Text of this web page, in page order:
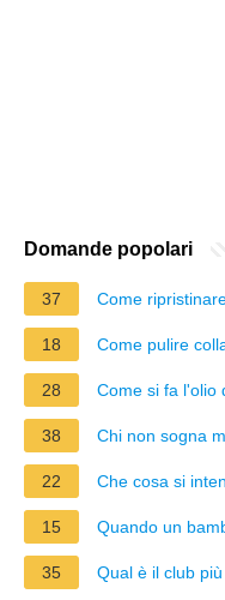
Domande popolari
37 Come
18 Come pulire
28 Come si fa l'olio
38 Chi non sogna
22 Che cosa si
15 Quando un
35 Qual è il club